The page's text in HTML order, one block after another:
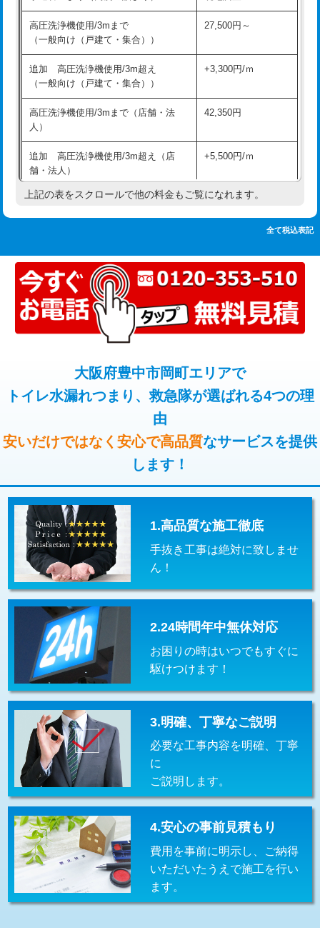
追加人工 16,500円
廃棄・処分 現場見積
※給水管工事は20mmまでの価格です。
持込商品取付（混合水栓）
持込商品取付（浄水器・分岐水栓） 16,500円
業）
排水管工事（追加 排水管工事/3ｍ超
え）
マス交換（土の掘削・埋め戻し作業） 11,000円~
マス交換（深さ50㎝以上） 66,000円
コンクリート斫り（厚さ10㎝まで） 27,500円
コンクリート斫り（厚さ10㎝超え） 38,500円
モルタル補修（厚さ10㎝まで） 27,500円
モルタル補修（厚さ10㎝超え） 38,500円
高圧洗浄機使用/3mまで
（一般向け（戸建て・集合））
27,500円～
追加 高圧洗浄機使用/3m超え
（一般向け（戸建て・集合））
+3,300円/ｍ
高圧洗浄機使用/3mまで（店舗・法
人）
42,350円
追加 高圧洗浄機使用/3m超え（店
舗・法人）
+5,500円/ｍ
高度高圧洗浄換 現地調査
トーラー機使用/3mまで 33,000円
追加トーラー機使用/3m超え +3,300円
カメラ調査 33,000円
止水・漏水調査・防水処理・清掃・修
理・調整・分解・加工など（軽作業）
11,000円
止水・漏水調査・防水処理・清掃・修
理・調整・分解・加工など（中作業）
止水・漏水調査・防水処理・清掃・修
その他部品の脱着
交換・取付（タンク） 22,000円+材料費
交換・取付(単水栓（壁付・デッキ
式）)
交換・取付(混合水栓（壁付・デッキ
式・ワンホール）)
交換・取付(排水栓・排水トラップ
（P/S/ポップアップ））
22,000円+材料費
交換・取付（その他部品） 11,000円+材料費
持込商品取付（単水栓） 13,200円
持込商品取付（混合水栓） 16,500円
持込商品取付（浄水器・分岐水栓） 16,500円
給水管工事※（バンド止め)
給水管工事※（支持金具設置) 5,500円
給水管工事※（保温材使用（バンド止
5,500円
上記の表をスクロールで他の料金もご覧になれます。
全て税込表記
大阪府豊中市岡町エリアで
トイレ水漏れつまり、救急隊が選ばれる4つの理
由
安いだけではなく安心で高品質なサービスを提供
します！
1.高品質な施工徹底
手抜き工事は絶対に致しませ
ん！
2.24時間年中無休対応
お困りの時はいつでもすぐに
駆けつけます！
3.明確、丁寧なご説明
必要な工事内容を明確、丁寧
に
ご説明します。
4.安心の事前見積もり
費用を事前に明示し、ご納得
いただいたうえで施工を行い
ます。